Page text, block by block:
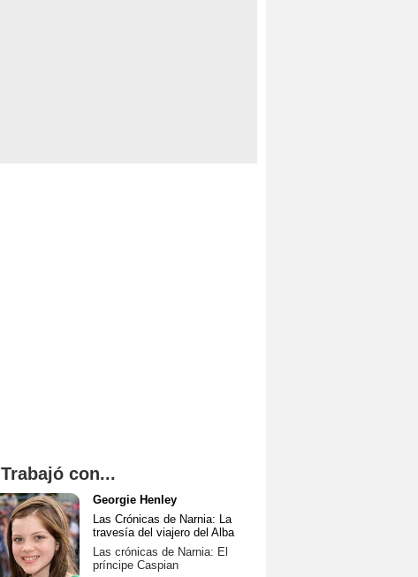
Trabajó con...
Georgie Henley
Las Crónicas de Narnia: La
travesía del viajero del Alba
Las crónicas de Narnia: El
príncipe Caspian